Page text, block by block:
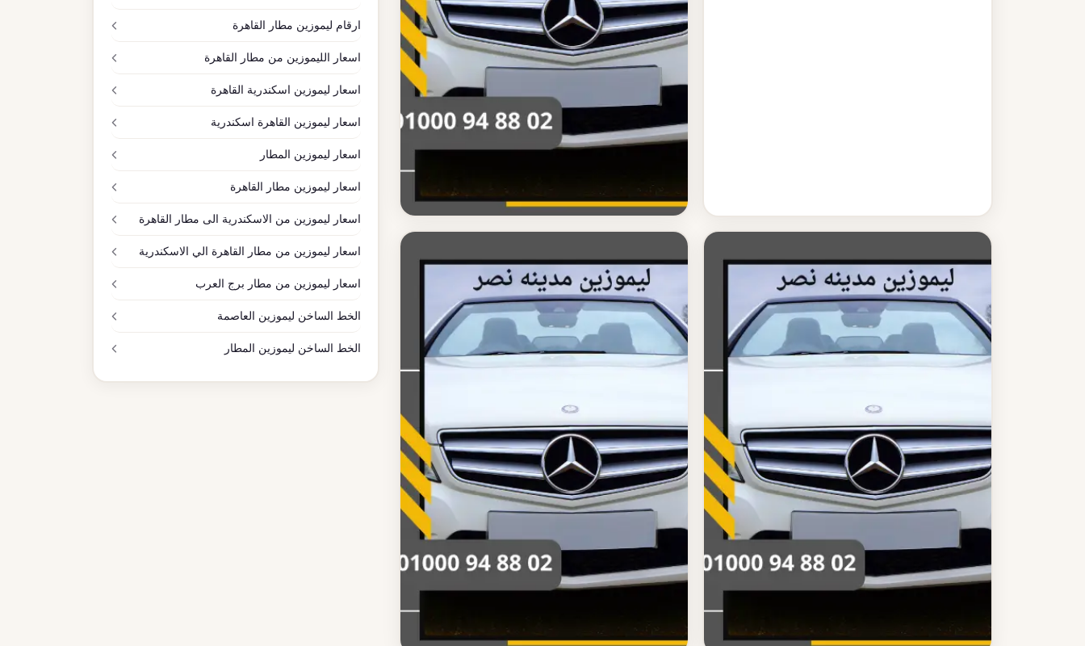
ليموزين من المطار لمدينة نصر
ليموزين من مطار القاهرة إلى مدينة نصر بأسعار ثابتة
مسافة قريبة وسائق محترف في انتظارك لتوصيلك
بسرعة...
اقرأ المزيد
ارقام ليموزين مطار القاهرة
اسعار الليموزين من مطار القاهرة
اسعار ليموزين اسكندرية القاهرة
اسعار ليموزين القاهرة اسكندرية
اسعار ليموزين المطار
اسعار ليموزين مطار القاهرة
اسعار ليموزين من الاسكندرية الى مطار القاهرة
اسعار ليموزين من مطار القاهرة الي الاسكندرية
اسعار ليموزين من مطار برج العرب
الخط الساخن ليموزين العاصمة
الخط الساخن ليموزين المطار